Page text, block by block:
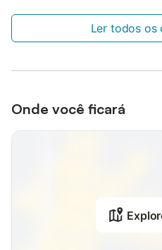
Ler todos os
Onde você ficará